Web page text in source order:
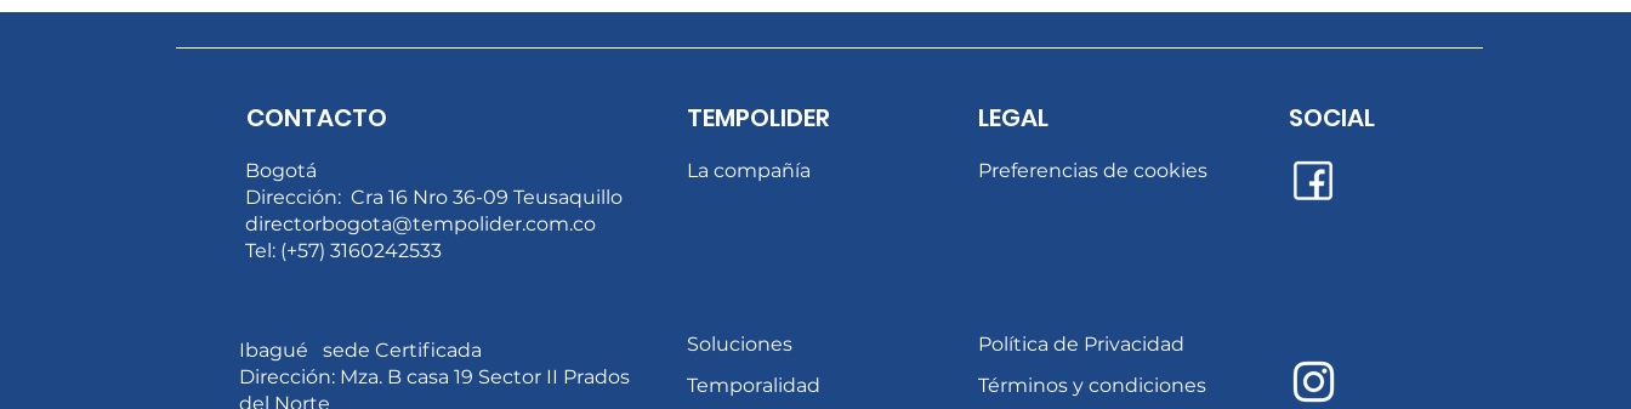
CONTACTO
Bogotá
Dirección: Cra 16 Nro 36-09 Teusaquillo
directorbogota@tempolider.com.co
Tel: (+57) 3160242533
TEMPOLIDER
La compañía
LEGAL
Preferencias de cookies
SOCIAL
Ibagué sede Certificada
Dirección: Mza. B casa 19 Sector II Prados
del Norte
Soluciones
Temporalidad
Política de Privacidad
Términos y condiciones